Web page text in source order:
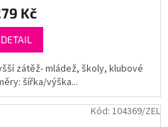
Kč
DETAIL
zátěž- mládež, školy, klubové
šířka/výška...
Kód: 104369/ZEL